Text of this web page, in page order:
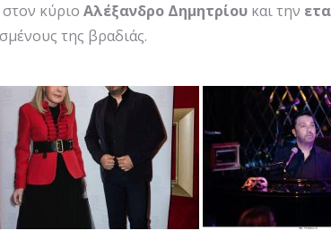
κύριο Αλέξανδρο Δημητρίου και την
της βραδιάς.